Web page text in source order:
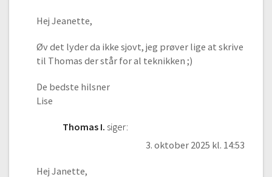
#32 Tegn et portræt | Del 5
#33 Tegn et portræt | Del 6
#34 Tegn et portræt | Del 7
08:43
04:25
Hej Jeanette,
Øv det lyder da ikke sjovt, jeg prøver lige at skrive
til Thomas der står for al teknikken ;)
De bedste hilsner
Lise
Thomas I. siger:
3. oktober 2025 kl. 14:53
Hej Janette,